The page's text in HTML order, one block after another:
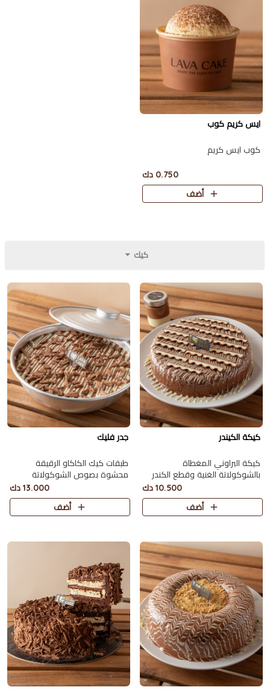
ايس كريم كوب
كوب ايس كريم
0.750 دك
أضف
كيك
كيكة الكيندر
كيكة البراوني المغطاة
بالشوكولاتة الغنية وقطع الكندر
تقدّم مع عبوة من الشوكلت ميلك
ووايت تكفي 8 أشخاص.
10.500 دك
أضف
جدر فليك
طبقات كيك الكاكاو الرقيقة
محشوة بصوص الشوكولاتة
ومغطاة بقطع الفليك يكفي 10
أشخاص.
13.000 دك
أضف